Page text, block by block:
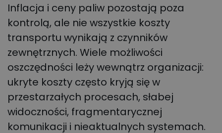
Inflacja i ceny paliw pozostają poza
kontrolą, ale nie wszystkie koszty
transportu wynikają z czynników
zewnętrznych. Wiele możliwości
oszczędności leży wewnątrz organizacji:
ukryte koszty często kryją się w
przestarzałych procesach, słabej
widoczności, fragmentarycznej
komunikacji i nieaktualnych systemach.